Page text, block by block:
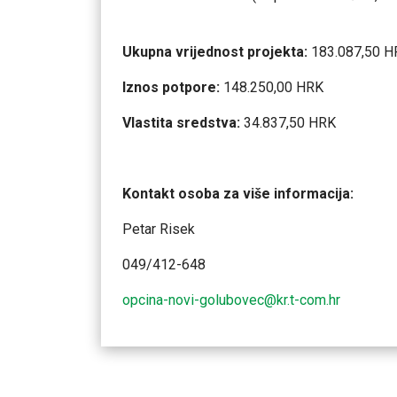
Ukupna vrijednost projekta: 183.087,50
Iznos potpore: 148.250,00 HRK
Vlastita sredstva: 34.837,50 HRK
Kontakt osoba za više informacija:
Petar Risek
049/412-648
opcina-novi-golubovec@kr.t-com.hr